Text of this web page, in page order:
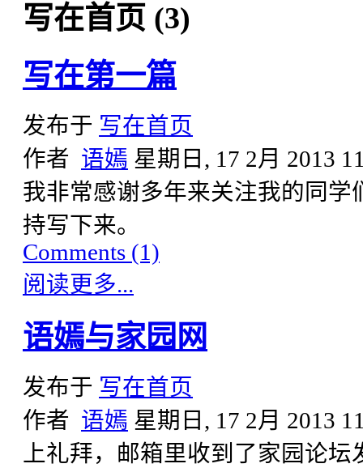
写在首页 (3)
写在第一篇
发布于 写在首页
作者 语嫣 星期日, 17 2月 2013
我非常感谢多年来关注我的同
持写下来。
Comments (1)
阅读更多...
语嫣与家园网
发布于 写在首页
作者 语嫣 星期日, 17 2月 2013
上礼拜，邮箱里收到了家园论